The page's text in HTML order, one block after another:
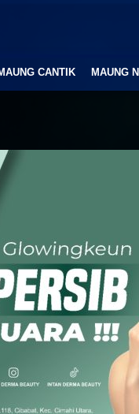
CANTIK MAUNG